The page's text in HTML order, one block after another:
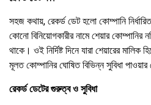
সহজ কথায়, রেকর্ড ডেট হলো কোম্পানি নির্ধারিত
কোনো বিনিয়োগকারীর নামে শেয়ার
থাকে। ওই নির্দিষ্ট দিনে যারা শেয়ারের মালিক
মূলত কোম্পানির ঘোষিত বিভিন্ন সুবিধা
রেকর্ড ডেটের গুরুত্ব ও সুবিধা